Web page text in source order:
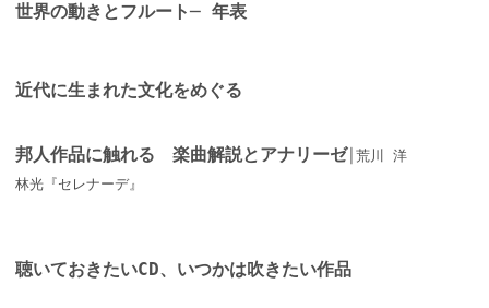
世界の動きとフルート─ 年表
近代に生まれた文化をめぐる
邦人作品に触れる 楽曲解説とアナリーゼ│荒川 洋
林光『セレナーデ』
聴いておきたいCD、いつかは吹きたい作品